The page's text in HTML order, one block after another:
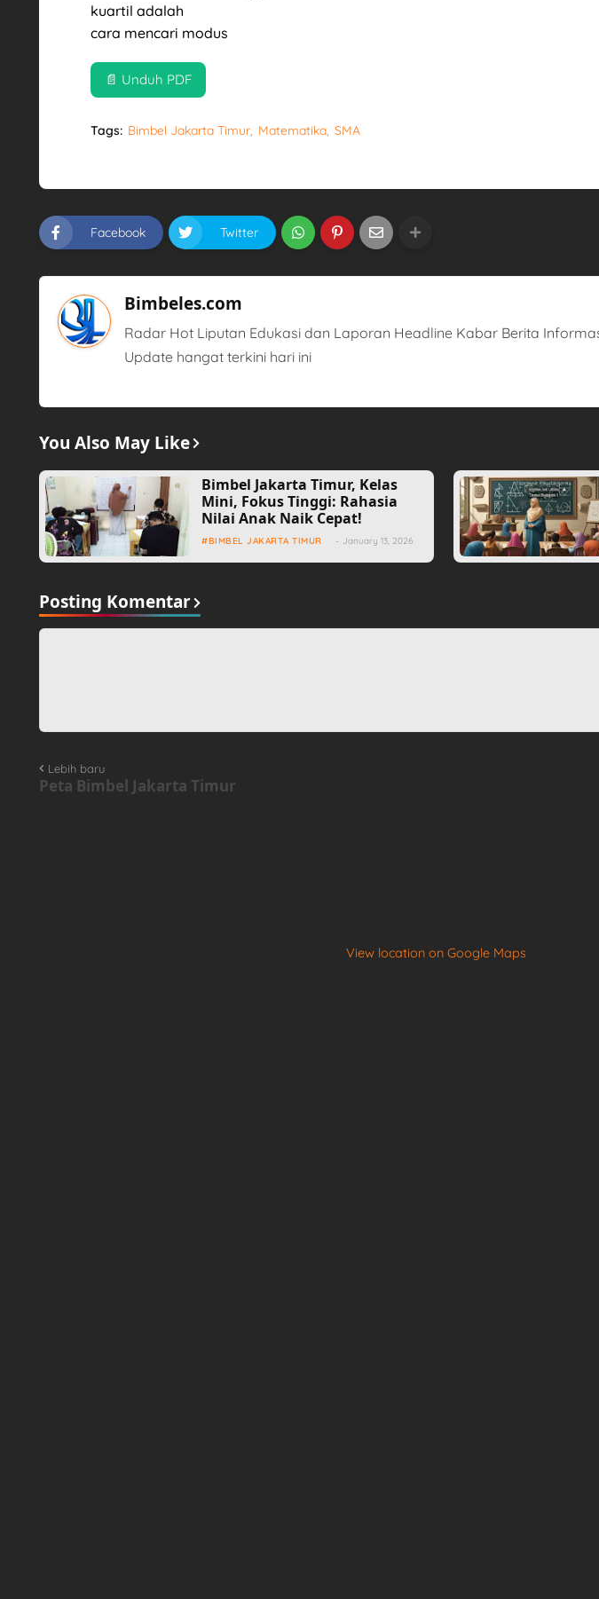
kuartil adalah
cara mencari modus
📄 Unduh PDF
Tags: Bimbel Jakarta Timur Matematika SMA
Facebook Twitter
Bimbeles.com
Radar Hot Liputan Edukasi dan Laporan Headline Kabar Berita
Update hangat terkini hari ini
You Also May Like
Bimbel Jakarta Timur, Kelas
Mini, Fokus Tinggi: Rahasia
Nilai Anak Naik Cepat!
BIMBEL JAKARTA TIMUR - January 13, 2026
Posting Komentar
Lebih baru
Peta Bimbel Jakarta Timur
View location on Google Maps